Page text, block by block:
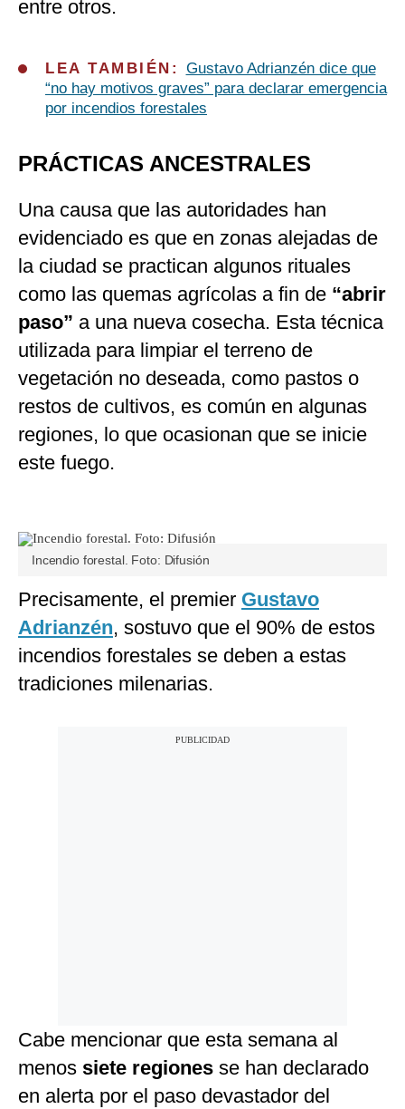
entre otros.
LEA TAMBIÉN: Gustavo Adrianzén dice que
“no hay motivos graves” para declarar emergencia
por incendios forestales
PRÁCTICAS ANCESTRALES
Una causa que las autoridades han
evidenciado es que en zonas alejadas de
la ciudad se practican algunos rituales
como las quemas agrícolas a fin de “abrir
paso” a una nueva cosecha. Esta técnica
utilizada para limpiar el terreno de
vegetación no deseada, como pastos o
restos de cultivos, es común en algunas
regiones, lo que ocasionan que se inicie
este fuego.
Incendio forestal. Foto: Difusión
Precisamente, el premier Gustavo
Adrianzén, sostuvo que el 90% de estos
incendios forestales se deben a estas
tradiciones milenarias.
Cabe mencionar que esta semana al
menos siete regiones se han declarado
en alerta por el paso devastador del